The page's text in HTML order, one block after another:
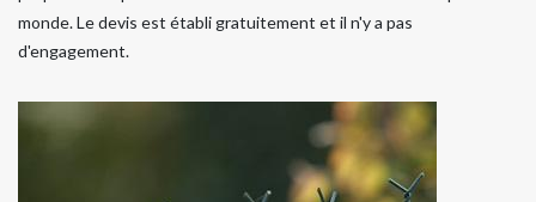
monde. Le devis est établi gratuitement et il n'y a pas
d'engagement.